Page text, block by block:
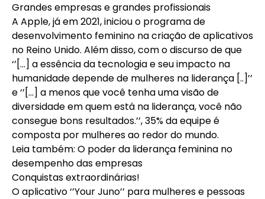
Grandes empresas e grandes profissionais
A Apple, já em 2021, iniciou o programa de
desenvolvimento feminino na criação de aplicativos
no Reino Unido. Além disso, com o discurso de que
‘’[…] a essência da tecnologia e seu impacto na
humanidade depende de mulheres na liderança [..]’’
e ‘’[…] a menos que você tenha uma visão de
diversidade em quem está na liderança, você não
consegue bons resultados.’’, 35% da equipe é
composta por mulheres ao redor do mundo.
Leia também: O poder da liderança feminina no
desempenho das empresas
Conquistas extraordinárias!
O aplicativo ‘’Your Juno’’ para mulheres e pessoas